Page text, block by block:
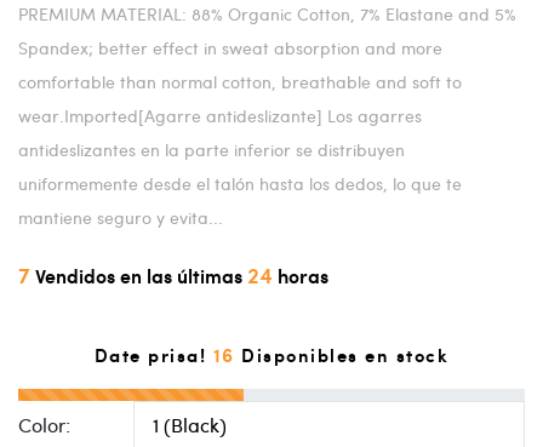
PREMIUM MATERIAL: 88% Organic Cotton, 7% Elastane and 5%
Spandex; better effect in sweat absorption and more
comfortable than normal cotton, breathable and soft to
wear.Imported[Agarre antideslizante] Los agarres
antideslizantes en la parte inferior se distribuyen
uniformemente desde el talón hasta los dedos, lo que te
mantiene seguro y evita...
7Vendidos en las últimas 24 horas
Date prisa! 16 Disponibles en stock
Color: